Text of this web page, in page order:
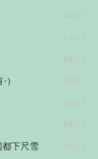
04/21
04/21
04/21
04/21
）
04/21
04/21
04/21
都下尺雪